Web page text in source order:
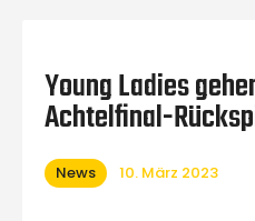
Unterstützen
Young Ladies
Achtelfinal-
News 10. März 2023